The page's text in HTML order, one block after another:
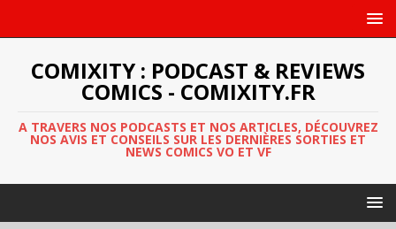
COMIXITY : PODCAST & REVIEWS
COMICS - COMIXITY.FR
A TRAVERS NOS PODCASTS ET NOS ARTICLES, DÉCOUVREZ
NOS AVIS ET CONSEILS SUR LES DERNIÈRES SORTIES ET
NEWS COMICS VO ET VF